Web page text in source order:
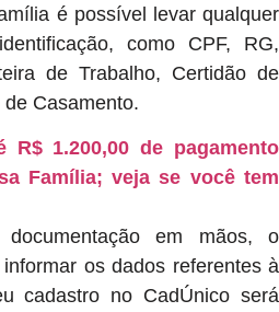
é possível levar qualquer
como CPF, RG,
de Trabalho, Certidão de
Casamento.
R$ 1.200,00 de pagamento
Família; veja se você tem
em mãos, o
os dados referentes à
cadastro no CadÚnico será